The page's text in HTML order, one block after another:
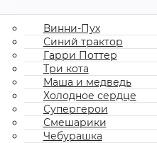
Винни-Пух
Синий трактор
Гарри Поттер
Три кота
Маша и медведь
Холодное сердце
Супергерои
Смешарики
Чебурашка